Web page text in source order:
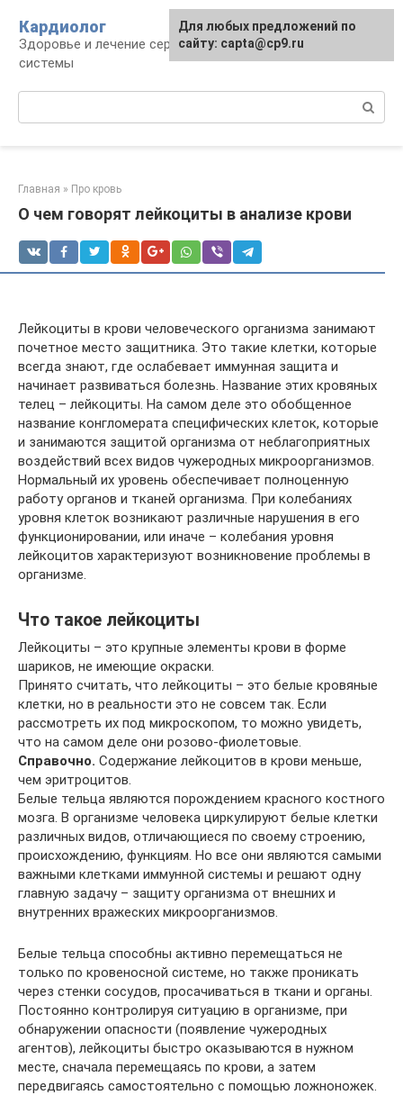
контенту
Кардиолог
Здоровье и лечение сердечно-сосудистой
системы
Главная » Про кровь
О чем говорят лейкоциты в анализе крови
Лейкоциты в крови человеческого организма занимают
почетное место защитника. Это такие клетки, которые
всегда знают, где ослабевает иммунная защита и
начинает развиваться болезнь. Название этих кровяных
телец – лейкоциты. На самом деле это обобщенное
название конгломерата специфических клеток, которые
и занимаются защитой организма от неблагоприятных
воздействий всех видов чужеродных микроорганизмов.
Нормальный их уровень обеспечивает полноценную
работу органов и тканей организма. При колебаниях
уровня клеток возникают различные нарушения в его
функционировании, или иначе – колебания уровня
лейкоцитов характеризуют возникновение проблемы в
организме.
Что такое лейкоциты
Лейкоциты – это крупные элементы крови в форме
шариков, не имеющие окраски.
Принято считать, что лейкоциты – это белые кровяные
клетки, но в реальности это не совсем так. Если
рассмотреть их под микроскопом, то можно увидеть,
что на самом деле они розово-фиолетовые.
Справочно. Содержание лейкоцитов в крови меньше,
чем эритроцитов.
Белые тельца являются порождением красного костного
мозга. В организме человека циркулируют белые клетки
различных видов, отличающиеся по своему строению,
происхождению, функциям. Но все они являются самыми
важными клетками иммунной системы и решают одну
главную задачу – защиту организма от внешних и
внутренних вражеских микроорганизмов.
Белые тельца способны активно перемещаться не
только по кровеносной системе, но также проникать
через стенки сосудов, просачиваться в ткани и органы.
Постоянно контролируя ситуацию в организме, при
обнаружении опасности (появление чужеродных
агентов), лейкоциты быстро оказываются в нужном
месте, сначала перемещаясь по крови, а затем
передвигаясь самостоятельно с помощью ложноножек.
Для любых предложений по
сайту: capta@cp9.ru